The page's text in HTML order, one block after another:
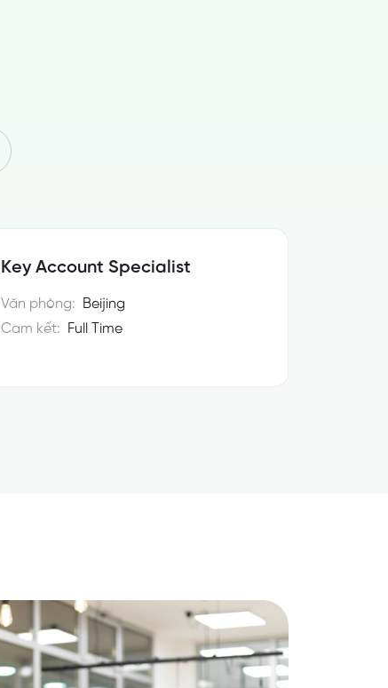
Key Account Specialist
Văn phòng: Beijing
Cam kết: Full Time